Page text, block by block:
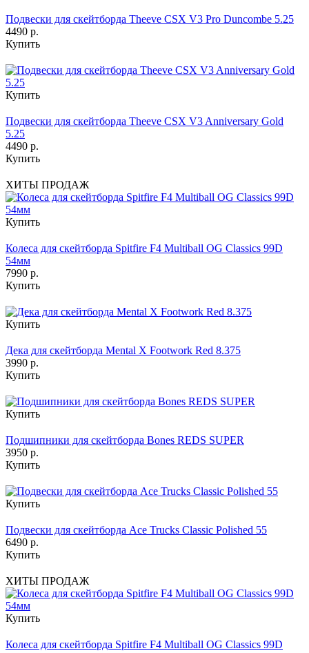
Подвески для скейтборда Theeve CSX V3 Pro Duncombe 5.25
4490 р.
Купить
Купить
Подвески для скейтборда Theeve CSX V3 Anniversary Gold
5.25
4490 р.
Купить
ХИТЫ ПРОДАЖ
Купить
Колеса для скейтборда Spitfire F4 Multiball OG Classics 99D
54мм
7990 р.
Купить
Купить
Дека для скейтборда Mental X Footwork Red 8.375
3990 р.
Купить
Купить
Подшипники для скейтборда Bones REDS SUPER
3950 р.
Купить
Купить
Подвески для скейтборда Ace Trucks Classic Polished 55
6490 р.
Купить
ХИТЫ ПРОДАЖ
Купить
Колеса для скейтборда Spitfire F4 Multiball OG Classics 99D